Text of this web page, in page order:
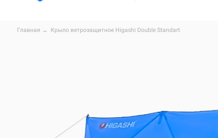
Главная → Крыло ветрозащитное Higashi Double Standart